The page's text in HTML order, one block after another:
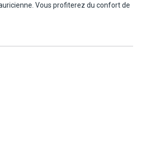
Vous profiterez du confort de